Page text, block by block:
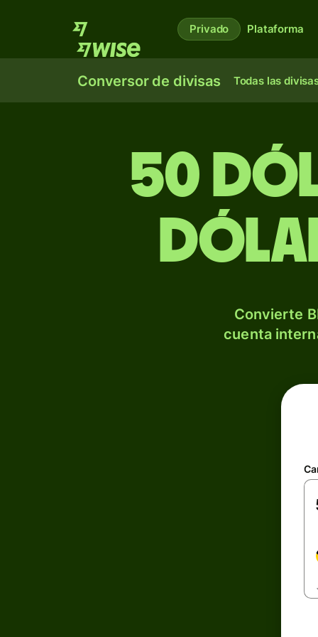
Privado Plataforma
Conversor de divisas Todas las
50
Convierte
cuenta